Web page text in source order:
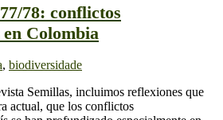
78: conflictos
Colombia
, biodiversidade
Semillas, incluimos reflexiones que
actual, que los conflictos